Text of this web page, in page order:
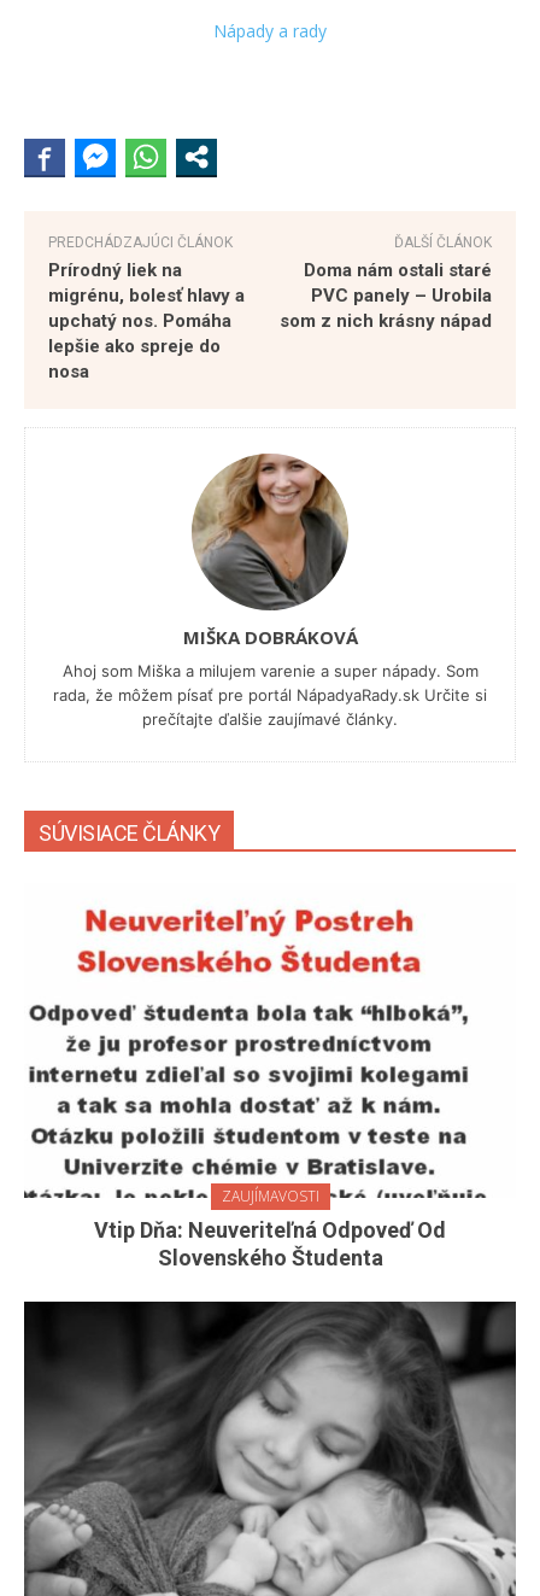
Nápady a rady
PREDCHÁDZAJÚCI ČLÁNOK
Prírodný liek na
migrénu, bolesť hlavy a
upchatý nos. Pomáha
lepšie ako spreje do
nosa
ĎALŠÍ ČLÁNOK
Doma nám ostali staré
PVC panely – Urobila
som z nich krásny nápad
MIŠKA DOBRÁKOVÁ
Ahoj som Miška a milujem varenie a super nápady. Som
rada, že môžem písať pre portál NápadyaRady.sk Určite si
prečítajte ďalšie zaujímavé články.
SÚVISIACE ČLÁNKY
ZAUJÍMAVOSTI
Vtip Dňa: Neuveriteľná Odpoveď Od
Slovenského Študenta